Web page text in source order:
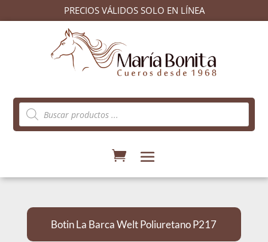
PRECIOS VÁLIDOS SOLO EN LÍNEA
Búsqueda
de
productos
Botin La Barca Welt Poliuretano P217